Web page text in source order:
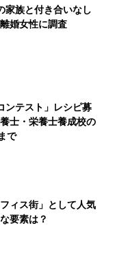
家族と付き合いなし
婚女性に調査
ンテスト」レシピ募
士・栄養士養成校の
で
ィス街」として人気
要素は？